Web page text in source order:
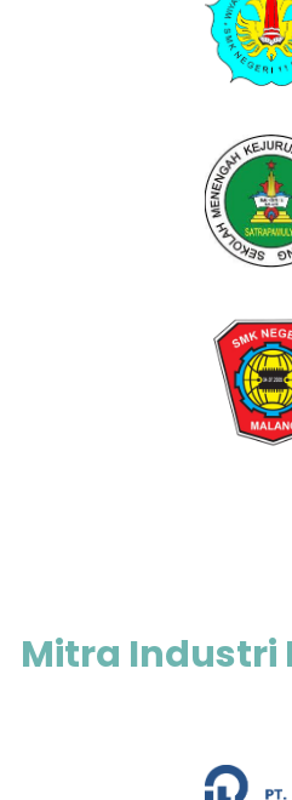
Mitra Industri